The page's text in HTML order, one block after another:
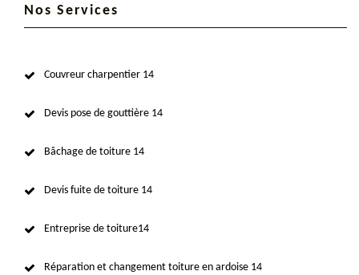
Nos Services
Couvreur charpentier 14
Devis pose de gouttière 14
Bâchage de toiture 14
Devis fuite de toiture 14
Entreprise de toiture14
Réparation et changement toiture en ardoise 14